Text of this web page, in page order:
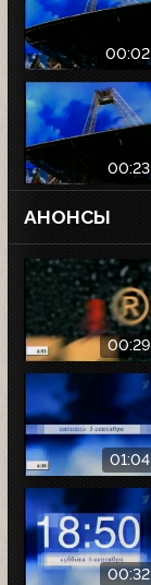
00:02
00:23
АНОНСЫ
00:29
01:04
00:32